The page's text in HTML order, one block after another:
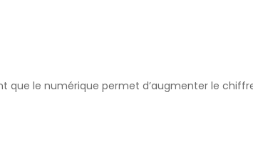
que le numérique permet d’augmenter le